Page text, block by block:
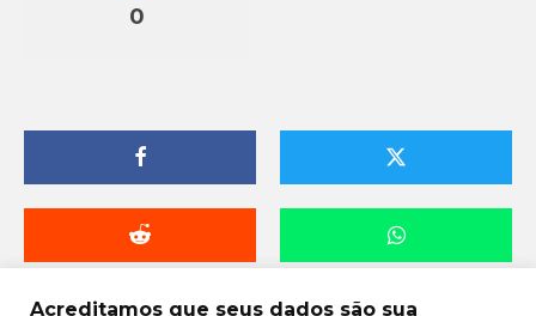
0
Acreditamos que seus dados são sua